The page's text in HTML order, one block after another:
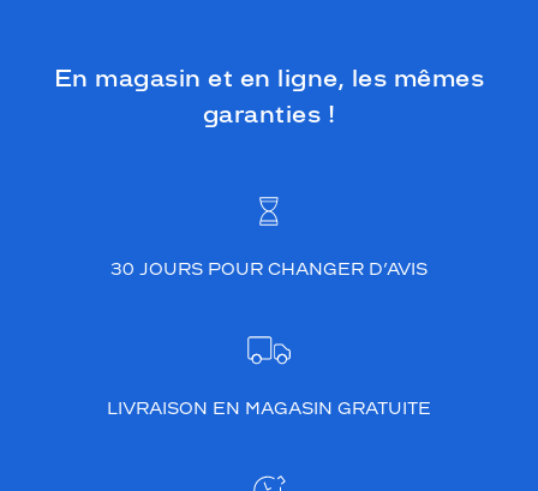
En magasin et en ligne, les mêmes
garanties !
30 JOURS POUR CHANGER D’AVIS
LIVRAISON EN MAGASIN GRATUITE